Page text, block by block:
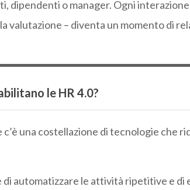
dipendenti o manager. Ogni
valutazione – diventa un momento di
le HR 4.0?
una costellazione di tecnologie che
di automatizzare le attività ripetitive e di